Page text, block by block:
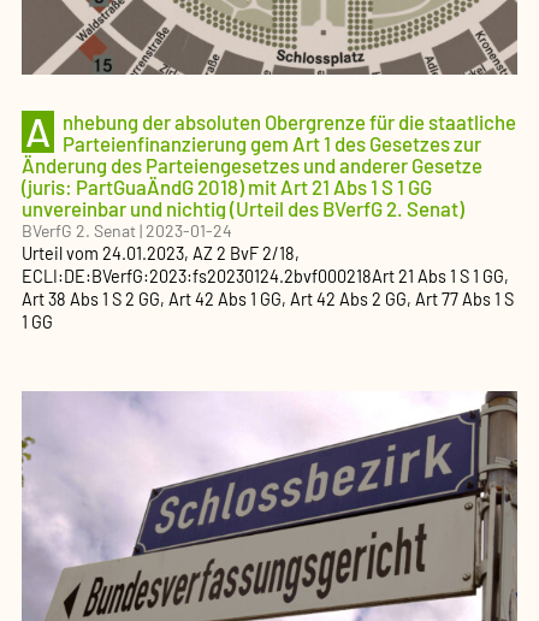
A nhebung der absoluten Obergrenze für die staatliche
Parteienfinanzierung gem Art 1 des Gesetzes zur
Änderung des Parteiengesetzes und anderer Gesetze
(juris: PartGuaÄndG 2018) mit Art 21 Abs 1 S 1 GG
unvereinbar und nichtig (Urteil des BVerfG 2. Senat)
BVerfG 2. Senat|2023-01-24
Urteilvom 24.01.2023, AZ2 BvF 2/18,
ECLI:DE:BVerfG:2023:fs20230124.2bvf000218Art 21 Abs 1 S 1 GG,
Art 38 Abs 1 S 2 GG, Art 42 Abs 1 GG, Art 42 Abs 2 GG, Art 77 Abs 1 S
1 GG